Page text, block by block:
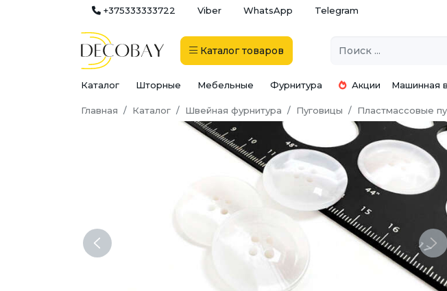
+375333333722 Viber WhatsApp Telegram
Каталог товаров
Каталог Шторные Мебельные Фурнитура Акции Машинная
Главная Каталог Швейная фурнитура Пуговицы Пластмассовые
Previous